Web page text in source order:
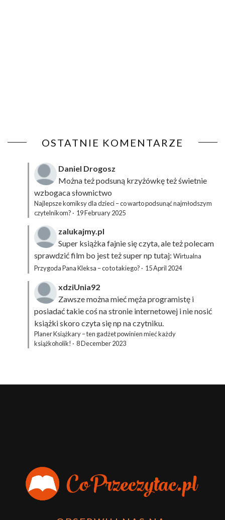
OSTATNIE KOMENTARZE
Daniel Drogosz
Można też podsuną krzyżówkęteż świetnie
wzbogaca słownictwo
Najlepsze komiksy dla dzieci – co warto podsunąć najmłodszym
czytelnikom? · 19 February 2025
zalukajmy.pl
Super książka fajnie się czyta, ale też polecam
sprawdzić film bo jest też super np tutaj: Wirtualna
Przygoda Pana Kleksa – co to takiego? · 15 April 2024
xdziUnia92
Zawsze można mieć męża programistę i
posiadać takie coś na stronie internetowej i nie nosić
książki skoro czyta się np na czytniku.
Planer Książkary – ten gadżet powinien mieć każdy
książkoholik! · 8 December 2023